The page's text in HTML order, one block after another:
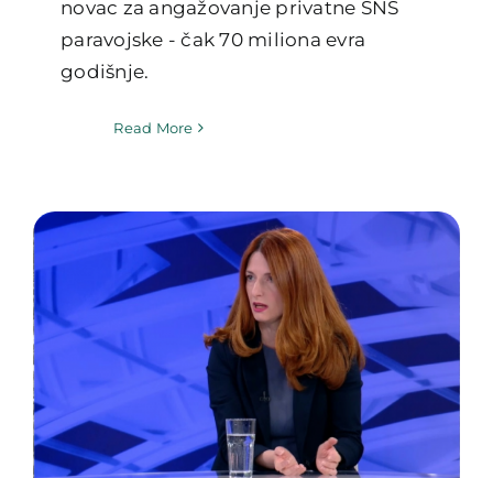
novac za angažovanje privatne SNS
paravojske - čak 70 miliona evra
godišnje.
Read More